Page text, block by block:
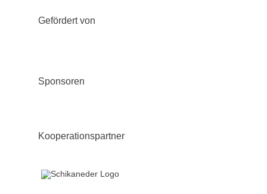
Gefördert von
Sponsoren
Kooperationspartner